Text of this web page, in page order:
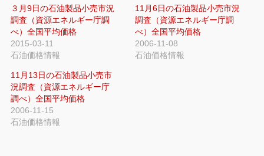
３月9日の石油製品小売市況
調査（資源エネルギー庁調
べ）全国平均価格
2015-03-11
石油価格情報
11月6日の石油製品小売市況
調査（資源エネルギー庁調
べ）全国平均価格
2006-11-08
石油価格情報
11月13日の石油製品小売市
況調査（資源エネルギー庁
調べ）全国平均価格
2006-11-15
石油価格情報